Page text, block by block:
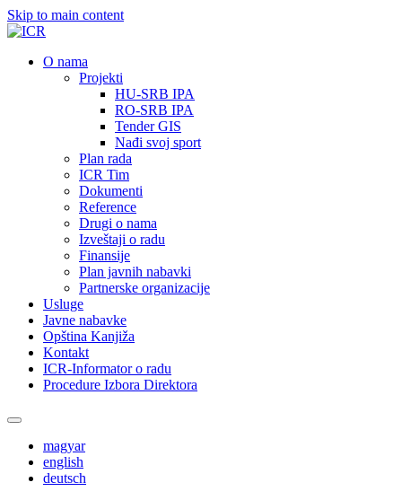
Skip to main content
О nama
Projekti
HU-SRB IPA
RO-SRB IPA
Tender GIS
Nađi svoj sport
Plan rada
ICR Tim
Dokumenti
Reference
Drugi o nama
Izveštaji o radu
Finansije
Plan javnih nabavki
Partnerske organizacije
Usluge
Javne nabavke
Opština Kanjiža
Kontakt
ICR-Informator o radu
Procedure Izbora Direktora
magyar
english
deutsch